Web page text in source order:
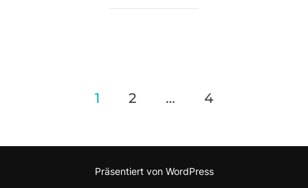
Seitennummerierung
1 2 … 4
Präsentiert von WordPress